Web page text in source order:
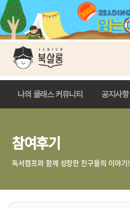
참여후기
나의 클래스 커뮤니티 공지사항
참여후기
독서캠프와 함께 성장한 친구들의 이야기!